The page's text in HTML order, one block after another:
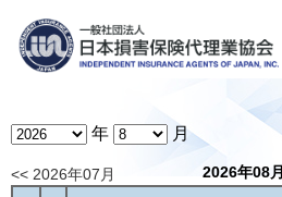
年 月
<< 2026年07月 2026年08月